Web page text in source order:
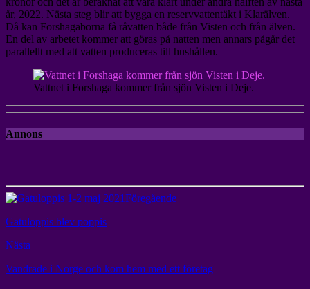
år, 2022. Nästa steg blir att bygga en reservvattentäkt i Klarälven.
Då kan Forshagaborna få råvatten både från Visten och från älven.
En del av arbetet kommer att göras på natten men annars pågår det
parallellt med att vatten produceras till hushållen.
Vattnet i Forshaga kommer från sjön Visten i Deje.
Annons
Föregående
Gatuloppis blev poppis
Nästa
Vandrade i Norge och kom hem med ett företag